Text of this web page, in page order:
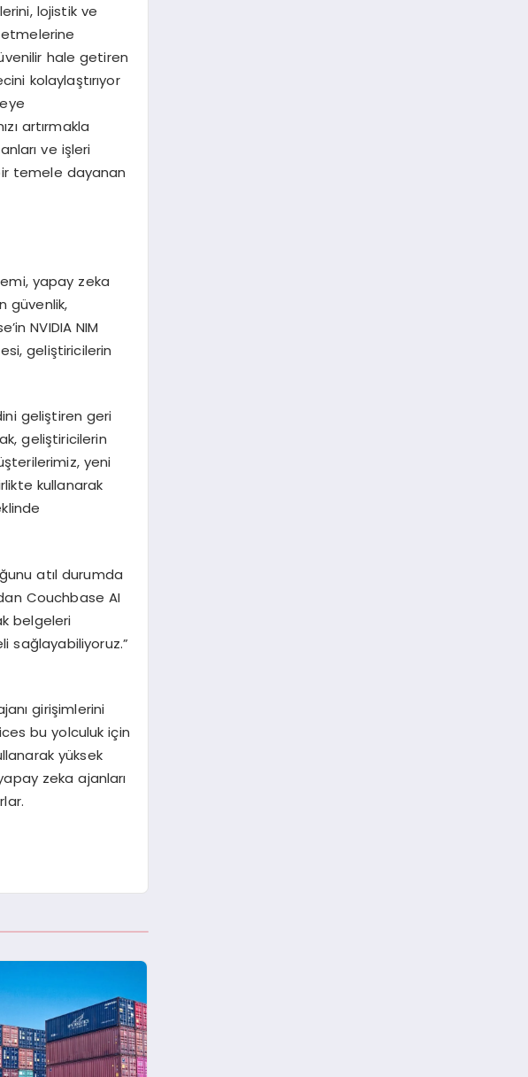
lojistik ve
hale getiren
kolaylaştırıyor
artırmakla
ve işleri
temele dayanan
yapay zeka
güvenlik,
NVIDIA NIM
geliştiricilerin
geliştiren geri
geliştiricilerin
yeni
kullanarak
atıl durumda
Couchbase AI
belgeleri
sağlayabiliyoruz.”
girişimlerini
bu yolculuk için
yüksek
zeka ajanları